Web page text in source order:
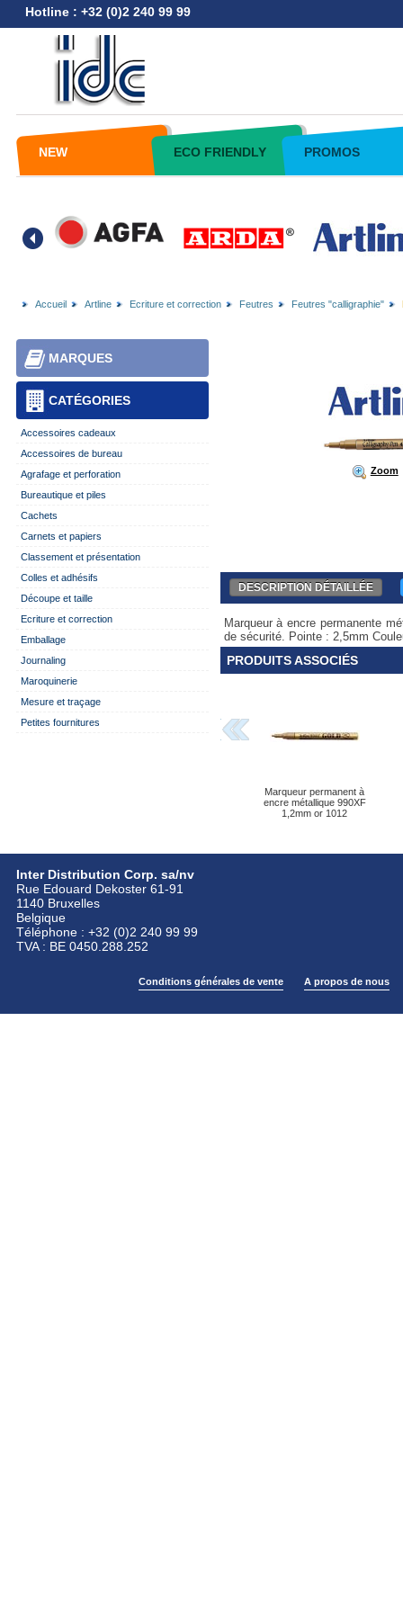
Hotline : +32 (0)2 240 99 99
NEW ECO FRIENDLY PROMOS
Accueil Artline Ecriture et correction Feutres Feutres "calligraphie"
CATÉGORIES
MARQUES
Accessoires cadeaux
Accessoires de bureau
Agrafage et perforation
Bureautique et piles
Cachets
Carnets et papiers
Classement et présentation
Colles et adhésifs
Découpe et taille
Ecriture et correction
Emballage
Journaling
Maroquinerie
Mesure et traçage
Petites fournitures
Zoom
DESCRIPTION DÉTAILLÉE
Marqueur à encre permanente
de sécurité. Pointe : 2,5mm
PRODUITS ASSOCIÉS
Marqueur permanent à
encre métallique 990XF
1,2mm or 1012
Inter Distribution Corp. sa/nv
Rue Edouard Dekoster 61-91
1140 Bruxelles
Belgique
Téléphone : +32 (0)2 240 99 99
TVA : BE 0450.288.252
Conditions générales de vente A propos de nous